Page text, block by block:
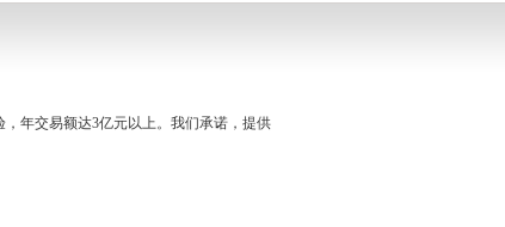
年交易额达3亿元以上。我们承诺，提供